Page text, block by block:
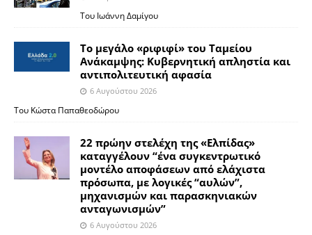
Του Ιωάννη Δαμίγου
Το μεγάλο «ριφιφί» του Ταμείου
Ανάκαμψης: Κυβερνητική απληστία και
αντιπολιτευτική αφασία
6 Αυγούστου 2026
Του Κώστα Παπαθεοδώρου
22 πρώην στελέχη της «Ελπίδας»
καταγγέλουν “ένα συγκεντρωτικό
μοντέλο αποφάσεων από ελάχιστα
πρόσωπα, με λογικές “αυλών”,
μηχανισμών και παρασκηνιακών
ανταγωνισμών”
6 Αυγούστου 2026